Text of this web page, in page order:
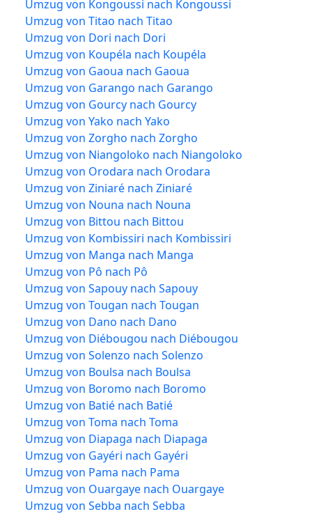
Umzug von Kongoussi nach Kongoussi
Umzug von Titao nach Titao
Umzug von Dori nach Dori
Umzug von Koupéla nach Koupéla
Umzug von Gaoua nach Gaoua
Umzug von Garango nach Garango
Umzug von Gourcy nach Gourcy
Umzug von Yako nach Yako
Umzug von Zorgho nach Zorgho
Umzug von Niangoloko nach Niangoloko
Umzug von Orodara nach Orodara
Umzug von Ziniaré nach Ziniaré
Umzug von Nouna nach Nouna
Umzug von Bittou nach Bittou
Umzug von Kombissiri nach Kombissiri
Umzug von Manga nach Manga
Umzug von Pô nach Pô
Umzug von Sapouy nach Sapouy
Umzug von Tougan nach Tougan
Umzug von Dano nach Dano
Umzug von Diébougou nach Diébougou
Umzug von Solenzo nach Solenzo
Umzug von Boulsa nach Boulsa
Umzug von Boromo nach Boromo
Umzug von Batié nach Batié
Umzug von Toma nach Toma
Umzug von Diapaga nach Diapaga
Umzug von Gayéri nach Gayéri
Umzug von Pama nach Pama
Umzug von Ouargaye nach Ouargaye
Umzug von Sebba nach Sebba